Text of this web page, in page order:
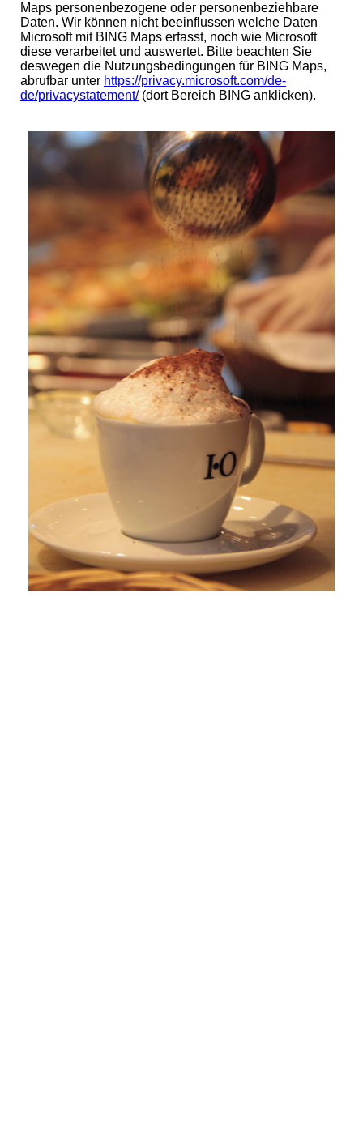
Maps personenbezogene oder personenbeziehbare
Daten. Wir können nicht beeinflussen welche Daten
Microsoft mit BING Maps erfasst, noch wie Microsoft
diese verarbeitet und auswertet. Bitte beachten Sie
deswegen die Nutzungsbedingungen für BING Maps,
abrufbar unter https://privacy.microsoft.com/de-
de/privacystatement/(dort Bereich BING anklicken).